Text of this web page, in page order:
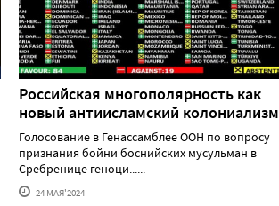
Российская многополярность как
новый антиисламский колониализм
Голосование в Генассамблее ООН по вопросу
признания бойни боснийских мусульман в
Сребренице геноци......
24 МАЯ'2024